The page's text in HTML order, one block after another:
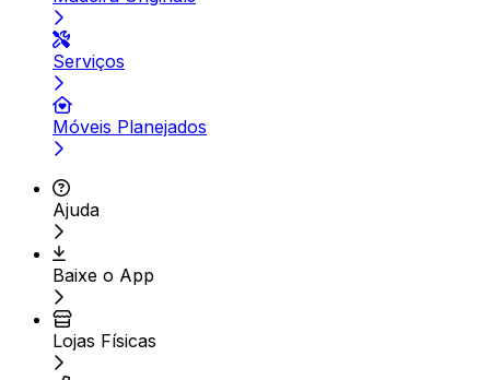
Serviços
Móveis Planejados
Ajuda
Baixe o App
Lojas Físicas